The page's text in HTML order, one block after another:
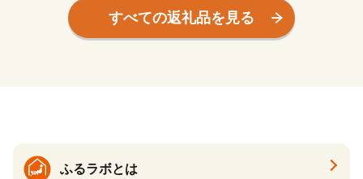
5kg 果実 朝食 デザート おや
つ 贅沢 健康 栄養 食感 ビタ
ミン 食物繊維 蔵王の麓 タル
のまま食べられるコンビーフ
サラダ 宮城県産 宮城グルメ
冷凍 お弁当 おかず 揚げ物 お
すべての返礼品を見る
ふるラボとは